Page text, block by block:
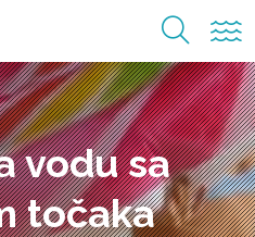
vodu sa
točaka